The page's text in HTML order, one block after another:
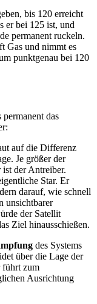
bis 120 erreicht
er bei 125 ist, und
permanent ruckeln.
Gas und nimmt es
punktgenau bei 120
das
auf die Differenz
Je größer der
ist der Antreiber.
Star. Er
darauf, wie schnell
unsichtbarer
der Satellit
Ziel hinausschießen.
des Systems
über die Lage der
führt zum
Ausrichtung